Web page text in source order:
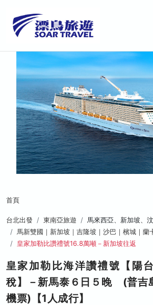
首頁
台北出發 東南亞旅遊
馬來西亞、新加坡、
馬新雙國｜新加坡｜吉隆坡｜沙巴｜檳城｜蘭
皇家加勒比讚禮號16.8萬噸－新加坡往返
皇家加勒比海洋讚禮號【陽
稅】－新馬泰６日５晚 (普吉
機票)【1人成行】